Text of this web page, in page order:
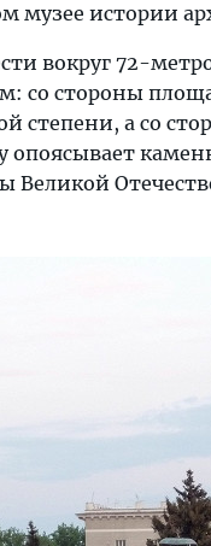
музее истории
вокруг 72-
со стороны
степени, а со
опоясывает
Великой